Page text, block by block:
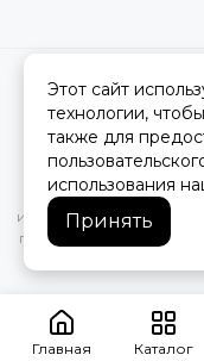
2026 ©
характеристик,
информационный
публичной офертой,
Главная Каталог
Этот сайт
технологии,
также для
использования
Принять